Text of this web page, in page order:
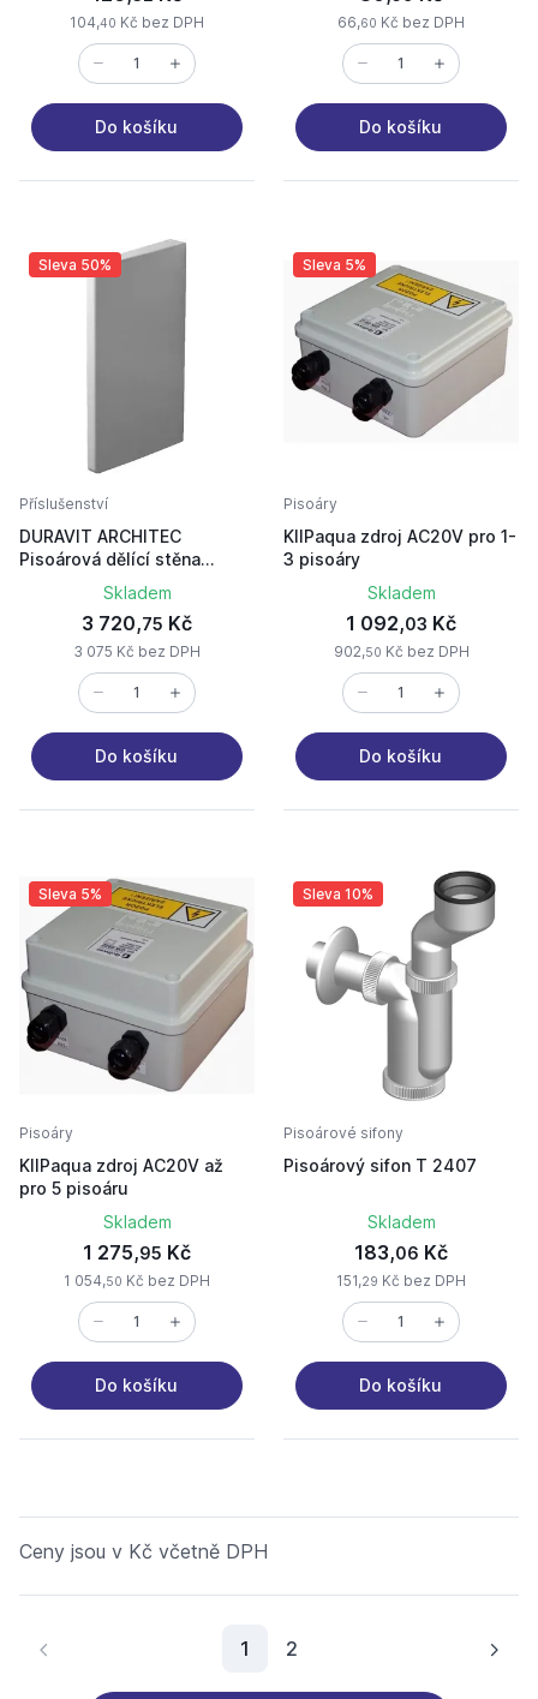
104,40 Kč bez DPH
Do košíku
66,60 Kč bez DPH
Do košíku
Sleva 50%
Příslušenství
DURAVIT ARCHITEC
Pisoárová dělící stěna
Skladem
3 720,75 Kč
3 075 Kč bez DPH
Do košíku
Sleva 5%
Pisoáry
KIIPaqua zdroj AC20V pro 1-
3 pisoáry
Skladem
1 092,03 Kč
902,50 Kč bez DPH
Do košíku
Sleva 5%
Pisoáry
KIIPaqua zdroj AC20V až
pro 5 pisoáru
Skladem
1 275,95 Kč
1 054,50 Kč bez DPH
Do košíku
Sleva 10%
Pisoárové sifony
Pisoárový sifon T 2407
Skladem
183,06 Kč
151,29 Kč bez DPH
Do košíku
Ceny jsou v Kč včetně DPH
1 Aktuální stránka
2